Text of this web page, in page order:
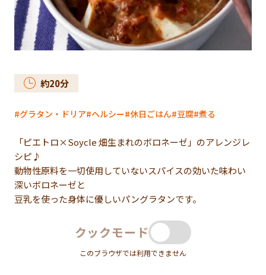
約20分
グラタン・ドリア ヘルシー 休日ごはん 豆腐 煮る
「ピエトロ×Soycle 畑生まれのボロネーゼ」のアレンジレ
シピ♪
動物性原料を一切使用していないスパイスの効いた味わい
深いボロネーゼと
豆乳を使った身体に優しいパングラタンです。
クックモード
このブラウザでは利用できません